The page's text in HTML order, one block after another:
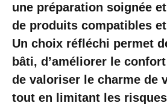
une préparation soignée
de produits compatibles
Un choix réfléchi permet
bâti, d’améliorer le
de valoriser le charme de
tout en limitant les